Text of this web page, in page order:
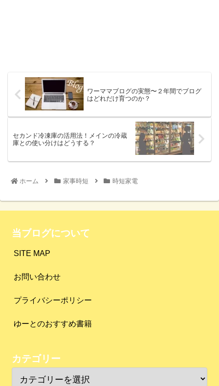
ワーママブログの実態〜２年間でブログ
はどれだけ育つのか？
セカンド冷凍庫の活用法！メインの冷蔵
庫との使い分けはどうする？
ホーム 家事時短 時短家電
当ブログについて
SITE MAP
お問い合わせ
プライバシーポリシー
ゆーとのおすすめ書籍
カテゴリー